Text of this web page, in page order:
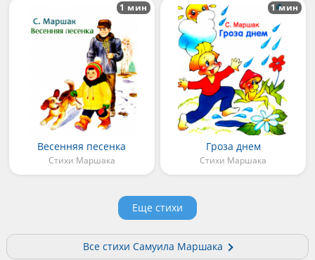
Весенняя песенка
Стихи Маршака
1 мин
Гроза днем
Стихи Маршака
1 мин
Еще стихи
Все стихи Самуила Маршака